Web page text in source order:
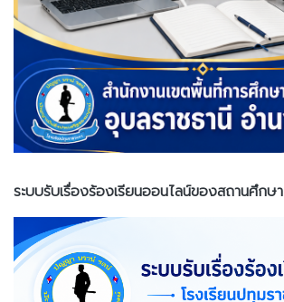
ระบบรับเรื่องร้องเรียนออนไลน์ของสถานศึกษา